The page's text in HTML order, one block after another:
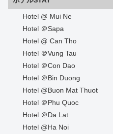
Hotel @ Mui Ne
Hotel ＠Sapa
Hotel @ Can Tho
Hotel ＠Vung Tau
Hotel ＠Con Dao
Hotel ＠Bin Duong
Hotel @Buon Mat Thuot
Hotel ＠Phu Quoc
Hotel ＠Da Lat
Hotel @Ha Noi